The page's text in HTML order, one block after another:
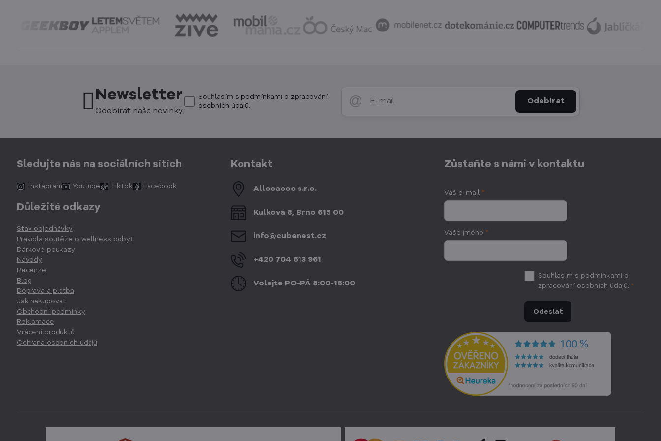
Newsletter
Odebírat naše novinky:
Odebírat
Souhlasím s podmínkami o zpracování
osobních údajů.
Sledujte nás na sociálních sítích
Instagram Youtube TikTok Facebook
Důležité odkazy
Stav objednávky
Pravidla soutěže o wellness pobyt
Dárkové poukazy
Návody
Recenze
Blog
Doprava a platba
Jak nakupovat
Obchodní podmínky
Reklamace
Vrácení produktů
Ochrana osobních údajů
Kontakt
Allocacoc s​.r​.o​.
Kulkova 8, Brno 615 00
info​@cubenest​.cz
+420 704 613 961
Volejte PO-PÁ 8:00-16:00
Zůstaňte s námi v kontaktu
Váš e-mail *
Vaše jméno *
Souhlasím s podmínkami o
zpracování osobních údajů. *
Odeslat